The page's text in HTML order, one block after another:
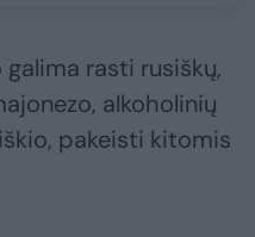
galima rasti rusiškų,
alkoholinių
pakeisti kitomis